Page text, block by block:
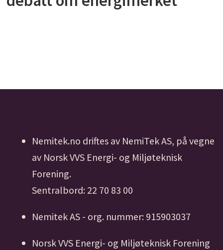
Nemitek.no driftes av NemiTek AS, på vegne
av Norsk VVS Energi- og Miljøteknisk
Forening.
Sentralbord: 22 70 83 00
Nemitek AS - org. nummer: 915903037
Norsk VVS Energi- og Miljøteknisk Forening